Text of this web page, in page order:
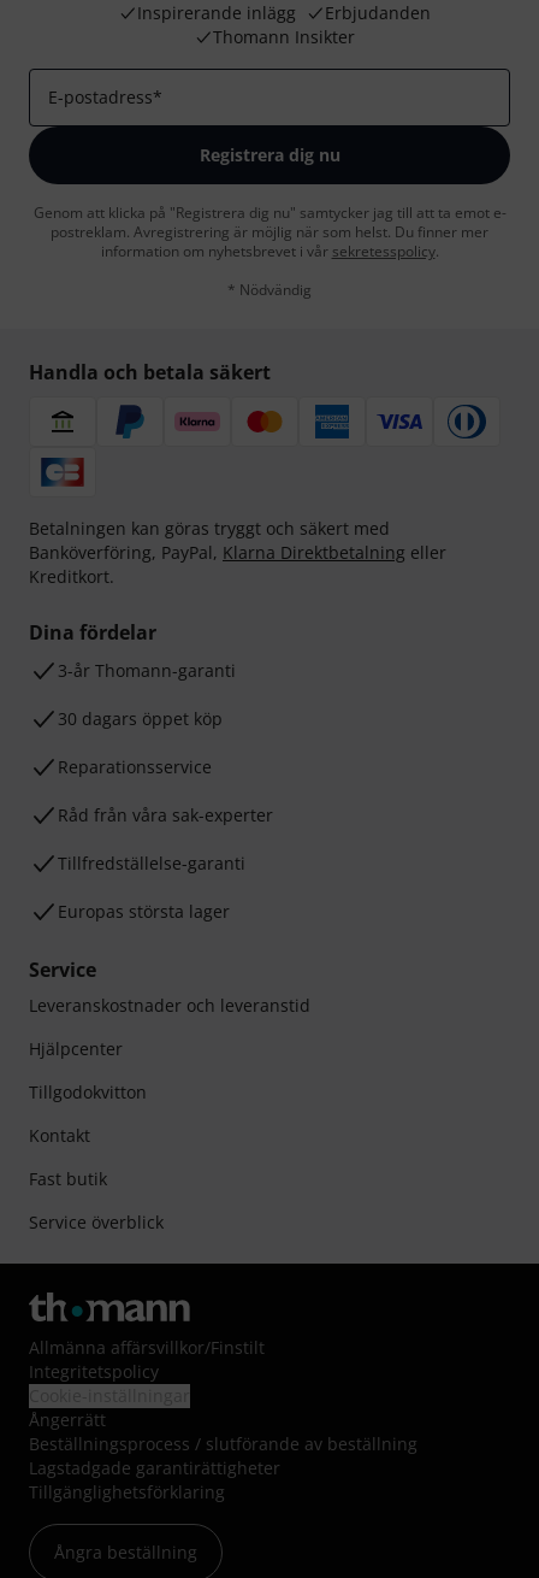
Inspirerande inlägg
Erbjudanden
Thomann Insikter
E-postadress*
Registrera dig nu
Genom att klicka på "Registrera dig nu" samtycker jag till att ta emot e-
postreklam. Avregistrering är möjlig när som helst. Du finner mer
information om nyhetsbrevet i vår sekretesspolicy.
* Nödvändig
Handla och betala säkert
Betalningen kan göras tryggt och säkert med
Banköverföring, PayPal, Klarna Direktbetalning eller
Kreditkort.
Dina fördelar
3-år Thomann-garanti
30 dagars öppet köp
Reparationsservice
Råd från våra sak-experter
Tillfredställelse-garanti
Europas största lager
Service
Leveranskostnader och leveranstid
Hjälpcenter
Tillgodokvitton
Kontakt
Fast butik
Service överblick
Allmänna affärsvillkor/Finstilt
Integritetspolicy
Ångerrätt
Beställningsprocess / slutförande av beställning
Lagstadgade garantirättigheter
Tillgänglighetsförklaring
Ångra beställning